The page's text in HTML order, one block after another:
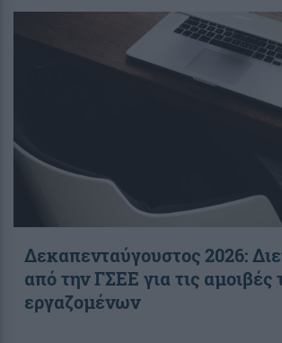
Δεκαπενταύγουστος 2026:
από την ΓΣΕΕ για τις αμοιβές
εργαζομένων